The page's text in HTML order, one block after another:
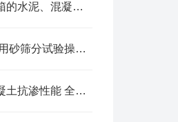
基于蒸汽快速养护箱的水泥、混凝土试块加速养护试验规程
震击式振筛机 建筑用砂筛分试验操作规程
逐级加压法测定混凝土抗渗性能 全自动密封抗渗仪试验方案